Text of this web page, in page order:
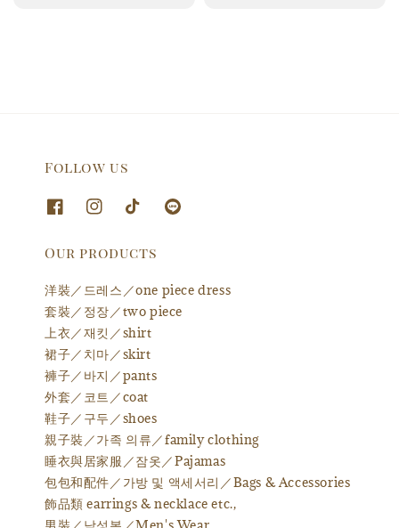
Follow us
Our products
洋裝／드레스／one piece dress
套裝／정장／two piece
上衣／재킷／shirt
裙子／치마／skirt
褲子／바지／pants
外套／코트／coat
鞋子／구두／shoes
親子裝／가족 의류／family clothing
睡衣與居家服／잠옷／Pajamas
包包和配件／가방 및 액세서리／Bags & Accessories
飾品類 earrings & necklace etc.,